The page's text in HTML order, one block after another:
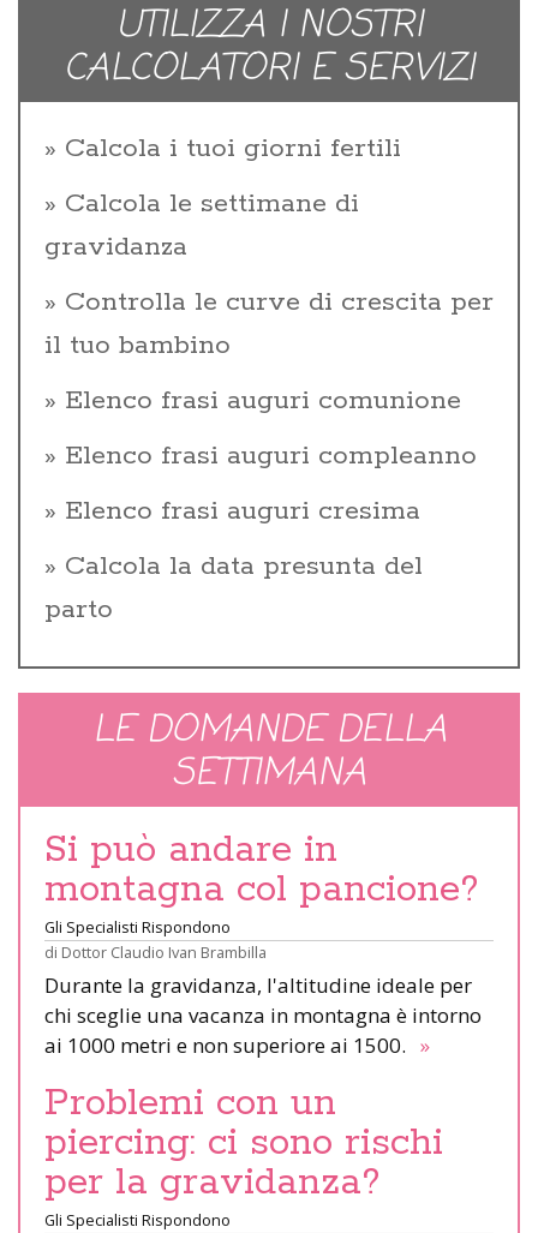
UTILIZZA I NOSTRI
CALCOLATORI E SERVIZI
Calcola i tuoi giorni fertili
Calcola le settimane di
gravidanza
Controlla le curve di crescita per
il tuo bambino
Elenco frasi auguri comunione
Elenco frasi auguri compleanno
Elenco frasi auguri cresima
Calcola la data presunta del
parto
LE DOMANDE DELLA
SETTIMANA
Si può andare in
montagna col pancione?
Gli Specialisti Rispondono
di Dottor Claudio Ivan Brambilla
Durante la gravidanza, l'altitudine ideale per
chi sceglie una vacanza in montagna è intorno
ai 1000 metri e non superiore ai 1500. »
Problemi con un
piercing: ci sono rischi
per la gravidanza?
Gli Specialisti Rispondono